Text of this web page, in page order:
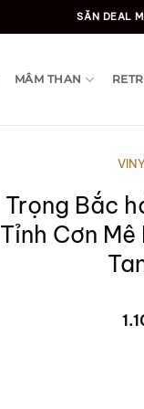
SĂN DEAL
MÂM THAN
Trọng Bắc
Tỉnh Cơn